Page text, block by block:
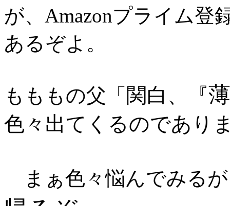
が、Amazonプライム登
あるぞよ。
もももの父「 関白、『
色々出てくるのであり
まぁ色々悩んでみる